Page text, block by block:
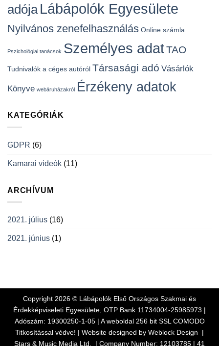
adója Lábápolók Egyesülete
Nyilvános zenefelhasználás Online számla
Pszichológiai tanácsok Személyes adatTAO
Tudnivalók a céges autóról Társasági adó Vásárlók
Könyve webáruházakról Érzékeny adatok
KATEGÓRIÁK
GDPR (6)
Kamarai videók (11)
ARCHÍVUM
2021. július (16)
2021. június (1)
Copyright 2026 © Lábápolók Első Országos Szakmai és
Érdekképviseleti Egyesülete, OTP Bank 11734004-25985973 |
Adószám: 19300250-1-05 | A weboldal 256 bit SSL COMODO
Titkosítással védve! | Website designed by Weblock Design |
Stars & Music Media Ltd. | Company Number: 12103785 | 41